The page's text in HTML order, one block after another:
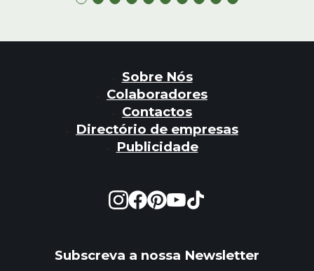
Sobre Nós
Colaboradores
Contactos
Directório de empresas
Publicidade
Subscreva a nossa Newsletter